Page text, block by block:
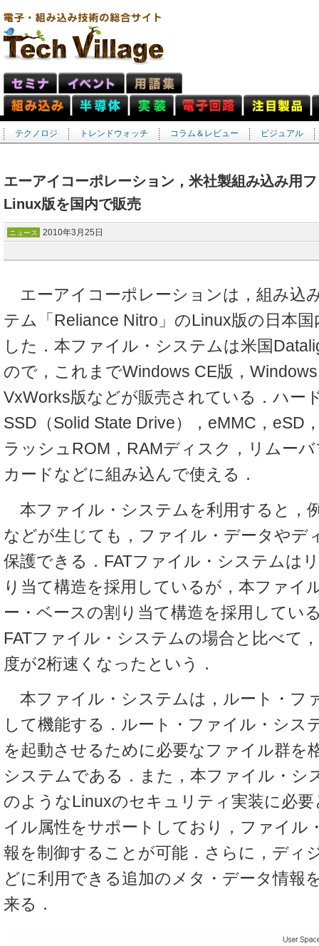
テクノロジ トレンドウォッチ コラム＆レビュー ビジュアル
エーアイコーポレーション，米社製組み込み用
Linux版を国内で販売
ニュース 2010年3月25日
エーアイコーポレーションは，組み込
テム「Reliance Nitro」のLinux版の日本
した．本ファイル・システムは米国
ので，これまでWindows CE版，
VxWorks版などが販売されている．ハー
SSD（Solid State Drive），eMMC，eSD
ラッシュROM，RAMディスク，リムー
カードなどに組み込んで使える．
本ファイル・システムを利用すると，
などが生じても，ファイル・データやデ
保護できる．FATファイル・システムは
り当て構造を採用しているが，本ファイ
ー・ベースの割り当て構造を採用してい
FATファイル・システムの場合と比べて
度が2桁速くなったという．
本ファイル・システムは，ルート・フ
して機能する．ルート・ファイル・シス
を起動させるために必要なファイル群を
システムである．また，本ファイル・シ
のようなLinuxのセキュリティ実装に必
イル属性をサポートしており，ファイル
報を制御することが可能．さらに，ディ
どに利用できる追加のメタ・データ情報
来る．